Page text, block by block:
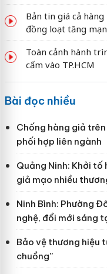
Bản tin giá cả
đồng loạt tăng
Toàn cảnh hành
cấm vào TP.HCM
Bài đọc nhiều
Chống hàng giả
phối hợp liên ngành
Quảng Ninh: Khởi tố
giả mạo nhiều
Ninh Bình: Phường
nghệ, đổi mới sáng
Bảo vệ thương hiệu
chuồng”